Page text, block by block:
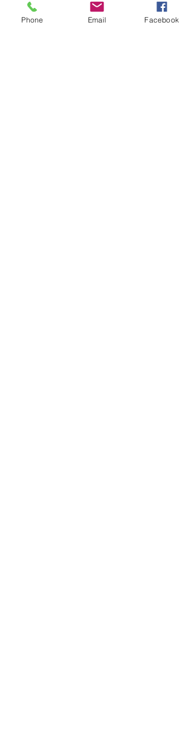
Phone Email Facebook